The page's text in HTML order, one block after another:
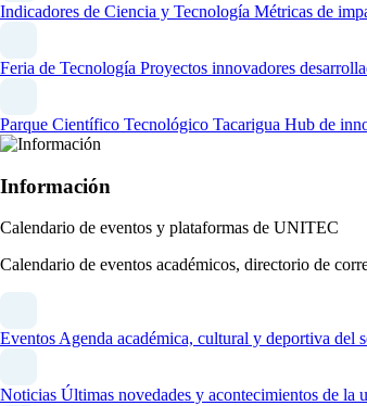
Indicadores de Ciencia y Tecnología Métricas de
Feria de Tecnología Proyectos innovadores
Parque Científico Tecnológico Tacarigua Hub de
Información
Calendario de eventos y plataformas de UNITEC
Calendario de eventos académicos, directorio de
Eventos Agenda académica, cultural y deportiva del
Noticias Últimas novedades y acontecimientos de la